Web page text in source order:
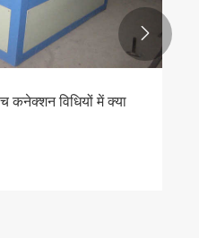
कनेक्शन विधियों में क्या
